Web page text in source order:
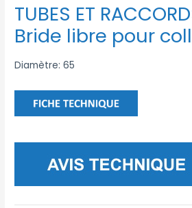
TUBES ET
Bride libre pour
Diamètre: 65